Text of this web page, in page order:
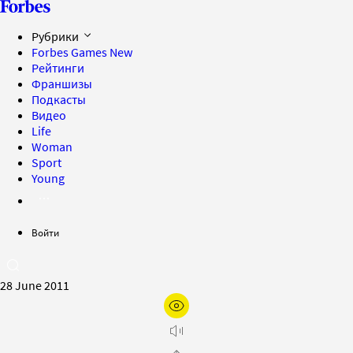
Рубрики
Forbes Games New
Рейтинги
Франшизы
Подкасты
Видео
Life
Woman
Sport
Young
Войти
28 June 2011